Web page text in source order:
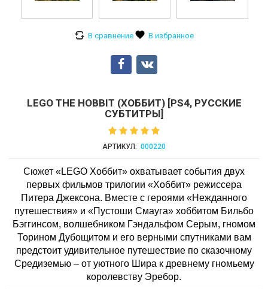
LEGO THE HOBBIT (ХОББИТ) [PS4, РУССКИЕ
СУБТИТРЫ]
АРТИКУЛ: 000220
Сюжет «LEGO Хоббит» охватывает события двух
первых фильмов трилогии «Хоббит» режиссера
Питера Джексона. Вместе с героями «Нежданного
путешествия» и «Пустоши Смауга» хоббитом Бильбо
Бэггинсом, волшебником Гэндальфом Серым, гномом
Торином Дубощитом и его верными спутниками вам
предстоит удивительное путешествие по сказочному
Средиземью – от уютного Шира к древнему гномьему
королевству Эребор.